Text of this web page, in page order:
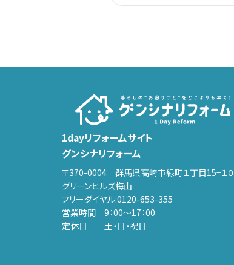
1dayリフォームサイト
グンシナリフォーム
〒370-0004 群馬県高崎市緑町１丁目15−１０
グリーンヒルズ梅山
フリーダイヤル:0120-653-355
営業時間 9：00～17：00
定休日 土・日・祝日